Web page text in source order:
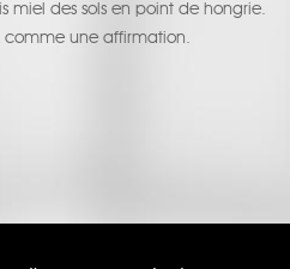
miel des sols en point de hongrie.
comme une affirmation.